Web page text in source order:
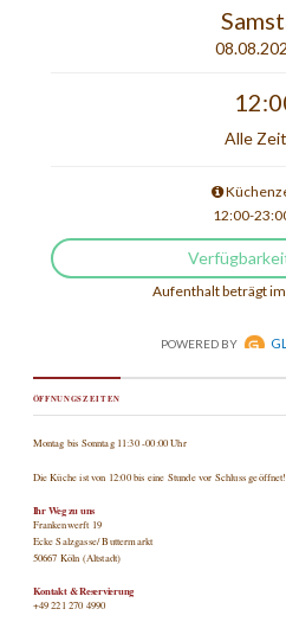
ÖFFNUNGSZEITEN
Montag bis Sonntag 11:30 -00:00 Uhr
Die Küche ist von 12:00 bis eine Stunde vor Schluss geöffnet!
Ihr Weg zu uns
Frankenwerft 19
Ecke Salzgasse/ Buttermarkt
50667 Köln (Altstadt)
Kontakt & Reservierung
+49 221 270 4990